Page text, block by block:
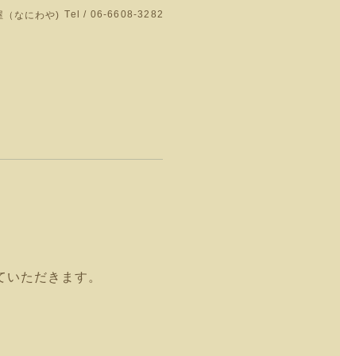
（なにわや) Tel / 06-6608-3282
です。
いただきます。